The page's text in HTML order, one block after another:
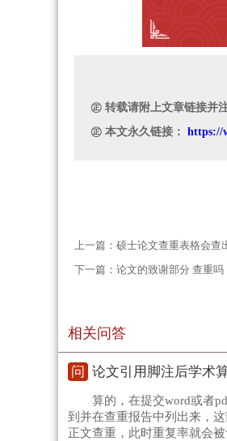
㊣ 转载请附上文章链接并
㊣ 本文永久链接： https://
上一篇： 硕士论文查重表格会查
下一篇： 论文的致谢部分 查重吗
相关问答
问 论文引用脚注后学术
算的，在提交word或者
到并在查重报告中列出来，
正文查重，此时重复率就会